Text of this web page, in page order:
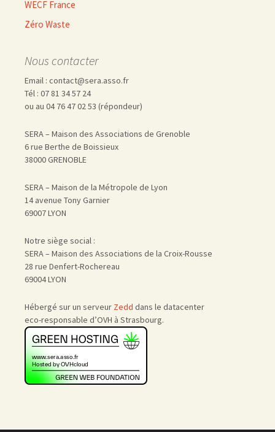
WECF France
Zéro Waste
Nous contacter
Email : contact@sera.asso.fr
Tél : 07 81 34 57 24
ou au 04 76 47 02 53 (répondeur)
SERA – Maison des Associations de Grenoble
6 rue Berthe de Boissieux
38000 GRENOBLE
SERA – Maison de la Métropole de Lyon
14 avenue Tony Garnier
69007 LYON
Notre siège social :
SERA – Maison des Associations de la Croix-Rousse
28 rue Denfert-Rochereau
69004 LYON
Hébergé sur un serveur Zedd dans le datacenter
eco-responsable d’OVH à Strasbourg.